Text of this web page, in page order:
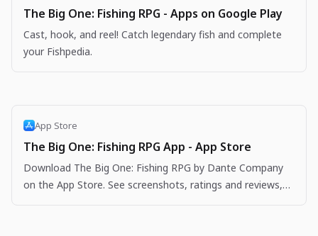
The Big One: Fishing RPG - Apps on Google Play
Cast, hook, and reel! Catch legendary fish and complete
your Fishpedia.
App Store
The Big One: Fishing RPG App - App Store
Download The Big One: Fishing RPG by Dante Company
on the App Store. See screenshots, ratings and reviews,